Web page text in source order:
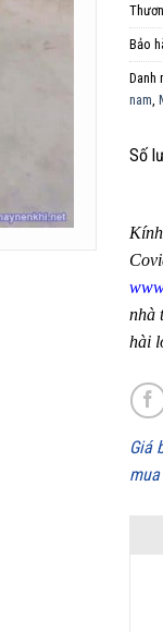
Bảo
Danh
nam
Số
nhà
hài
Giá